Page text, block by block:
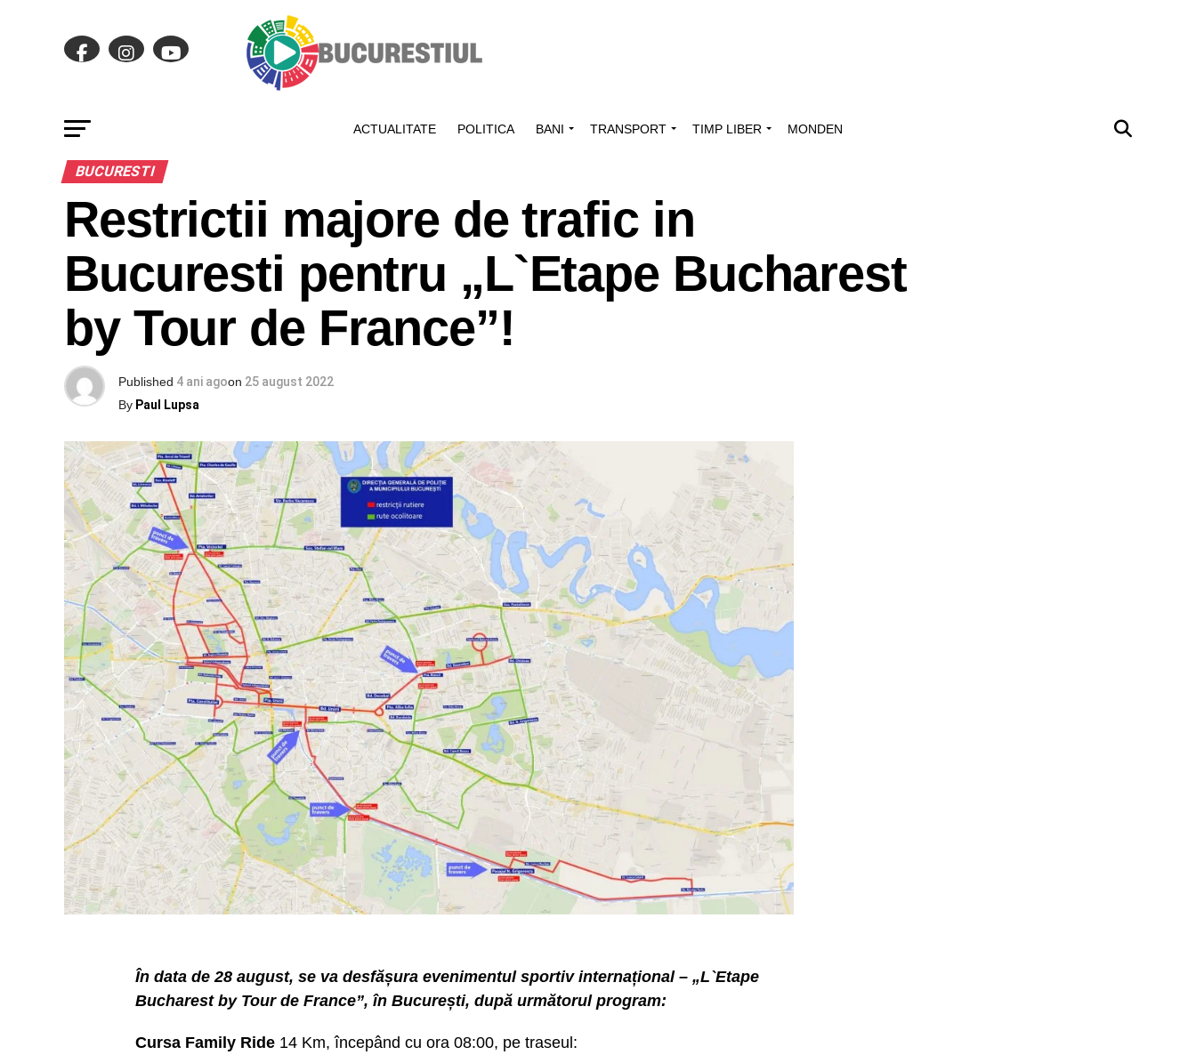
ACTUALITATE POLITICA BANI TRANSPORT TIMP LIBER MONDEN
BUCURESTI
Restrictii majore de trafic in
Bucuresti pentru „L`Etape Bucharest
by Tour de France”!
Published 4 ani agoon 25 august 2022
By Paul Lupsa
În data de 28 august, se va desfășura evenimentul sportiv internațional – „L`Etape
Bucharest by Tour de France”, în București, după următorul program:
Cursa Family Ride 14 Km, începând cu ora 08:00, pe traseul: